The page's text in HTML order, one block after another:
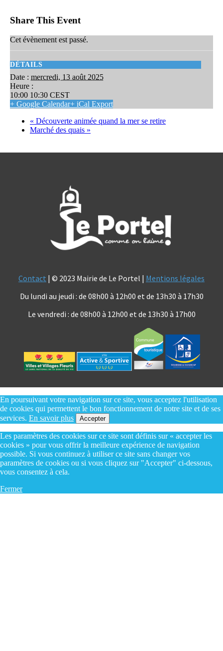
Share This Event
Cet évènement est passé.
DÉTAILS
Date : mercredi, 13 août 2025
Heure :
10:00 10:30 CEST
+ Google Calendar+ iCal Export
« Découverte animée quand la mer se retire
Marché des quais »
Contact | © 2023 Mairie de Le Portel | Mentions légales
Du lundi au jeudi : de 08h00 à 12h00 et de 13h30 à 17h30
Le vendredi : de 08h00 à 12h00 et de 13h30 à 17h00
En poursuivant votre navigation sur ce site, vous acceptez l'utilisation
de cookies qui permettent le bon fonctionnement de notre site et de ses
services. En savoir plus Accepter
Les paramètres des cookies sur ce site sont définis sur « accepter les
cookies » pour vous offrir la meilleure expérience de navigation
possible. Si vous continuez à utiliser ce site sans changer vos
paramètres de cookies ou si vous cliquez sur "Accepter" ci-dessous,
vous consentez à cela.
Fermer